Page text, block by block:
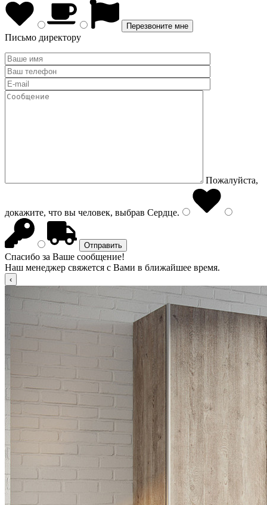
Письмо директору
Пожалуйста,
докажите, что вы человек, выбрав Сердце.
Спасибо за Ваше сообщение!
Наш менеджер свяжется с Вами в ближайшее время.